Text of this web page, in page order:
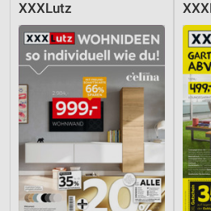
XXXLutz